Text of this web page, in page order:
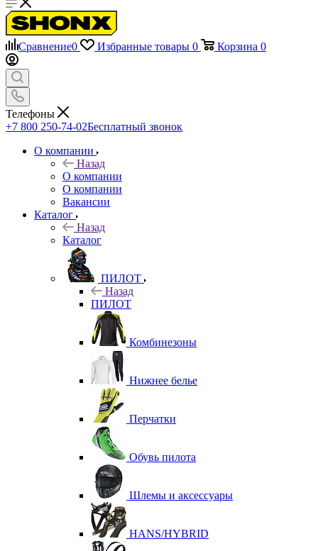
Сравнение0 Избранные товары 0 Корзина 0
Телефоны
+7 800 250-74-02Бесплатный звонок
О компании
Назад
О компании
О компании
Вакансии
Каталог
Назад
Каталог
ПИЛОТ
Назад
ПИЛОТ
Комбинезоны
Нижнее белье
Перчатки
Обувь пилота
Шлемы и аксессуары
HANS/HYBRID